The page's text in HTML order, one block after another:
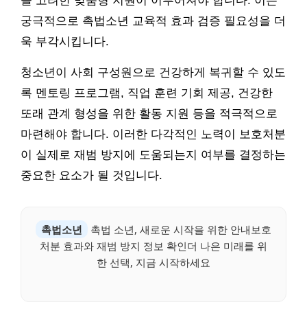
궁극적으로 촉법소년 교육적 효과 검증 필요성을 더
욱 부각시킵니다.
청소년이 사회 구성원으로 건강하게 복귀할 수 있도
록 멘토링 프로그램, 직업 훈련 기회 제공, 건강한
또래 관계 형성을 위한 활동 지원 등을 적극적으로
마련해야 합니다. 이러한 다각적인 노력이 보호처분
이 실제로 재범 방지에 도움되는지 여부를 결정하는
중요한 요소가 될 것입니다.
촉법소년
촉법 소년, 새로운 시작을 위한 안내보호
처분 효과와 재범 방지 정보 확인더 나은 미래를 위
한 선택, 지금 시작하세요